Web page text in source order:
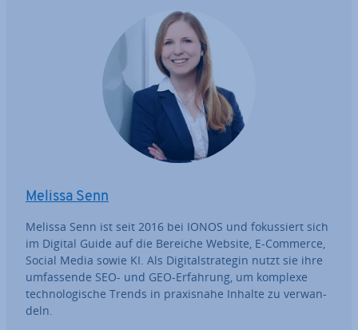
Melissa Senn
Melissa Senn ist seit 2016 bei IONOS und fo­kus­siert sich
im Digital Guide auf die Bereiche Website, E-Commerce,
Social Media sowie KI. Als Di­gi­tal­stra­te­gin nutzt sie ihre
um­fas­sen­de SEO- und GEO-Erfahrung, um komplexe
tech­no­lo­gi­sche Trends in pra­xis­na­he Inhalte zu ver­wan­
deln.